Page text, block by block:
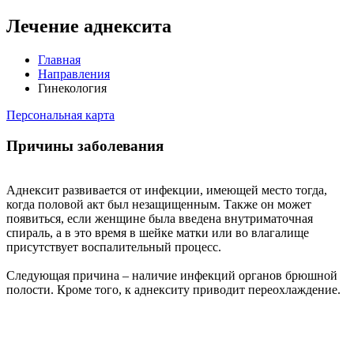
Лечение аднексита
Главная
Направления
Гинекология
Персональная карта
Причины заболевания
Аднексит развивается от инфекции, имеющей место тогда,
когда половой акт был незащищенным. Также он может
появиться, если женщине была введена внутриматочная
спираль, а в это время в шейке матки или во влагалище
присутствует воспалительный процесс.
Следующая причина – наличие инфекций органов брюшной
полости. Кроме того, к аднекситу приводит переохлаждение.